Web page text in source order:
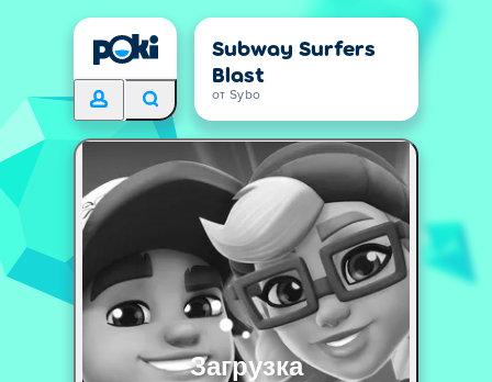
Subway Surfers
Blast
от Sybo
Загрузка